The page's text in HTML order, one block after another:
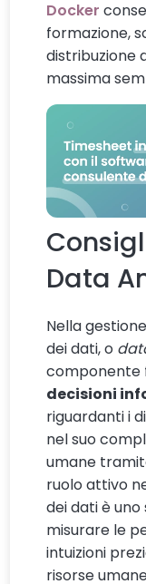
Docker
formazione,
distribuzione
massima
Data
Nella
dei dati, o
componente
decisioni
riguardanti i
nel suo
umane
ruolo attivo
dei dati è
misurare le
intuizioni
risorse